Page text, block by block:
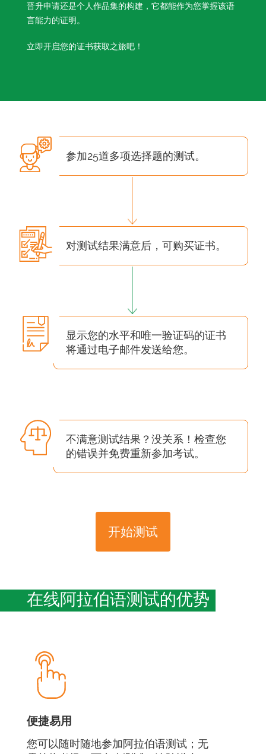
晋升申请还是个人作品集的构建，它都能作为您掌握该语
言能力的证明。
立即开启您的证书获取之旅吧！
参加25道多项选择题的测试。
对测试结果满意后，可购买证书。
显示您的水平和唯一验证码的证书
将通过电子邮件发送给您。
不满意测试结果？没关系！检查您
的错误并免费重新参加考试。
开始测试
在线阿拉伯语测试的优势
便捷易用
您可以随时随地参加阿拉伯语测试；无